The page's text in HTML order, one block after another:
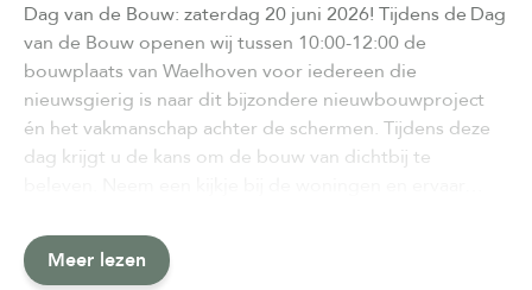
Dag van de Bouw: zaterdag 20 juni 2026! Tijdens de Dag
van de Bouw openen wij tussen 10:00-12:00 de
bouwplaats van Waelhoven voor iedereen die
nieuwsgierig is naar dit bijzondere nieuwbouwproject
én het vakmanschap achter de schermen. Tijdens deze
dag krijgt u de kans om de bouw van dichtbij te
Meer lezen